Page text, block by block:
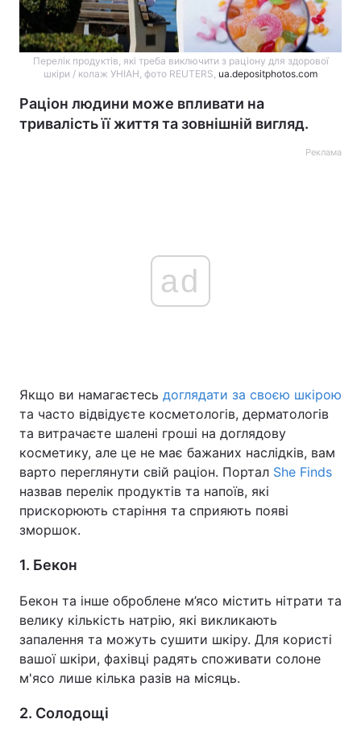
Головна Війна
Україна Політика
Економіка Світ
Спорт Наука
Техно і зв'язок
Здоров'я Туризм
Цікавинки Погода
Екологія Регіони
Лонгріди
Перелік продуктів, які треба виключити з раціону для здорової
шкіри / колаж УНІАН, фото REUTERS, ua.depositphotos.com
Раціон людини може впливати на
тривалість її життя та зовнішній вигляд.
Реклама
ad
Якщо ви намагаєтесь доглядати за своєю шкірою
та часто відвідуєте косметологів, дерматологів
та витрачаєте шалені гроші на доглядову
косметику, але це не має бажаних наслідків, вам
варто переглянути свій раціон. Портал She Finds
назвав перелік продуктів та напоїв, які
прискорюють старіння та сприяють появі
зморшок.
1. Бекон
Бекон та інше оброблене м’ясо містить нітрати та
велику кількість натрію, які викликають
запалення та можуть сушити шкіру. Для користі
вашої шкіри, фахівці радять споживати солоне
м'ясо лише кілька разів на місяць.
2. Солодощі